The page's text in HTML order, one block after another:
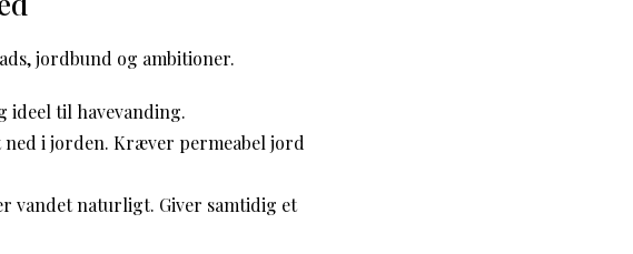
jordbund og ambitioner.
ideel til havevanding.
i jorden. Kræver permeabel jord
vandet naturligt. Giver samtidig et